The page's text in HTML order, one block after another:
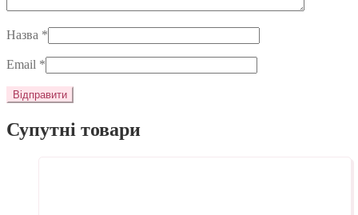
Назва *
Email *
Супутні товари